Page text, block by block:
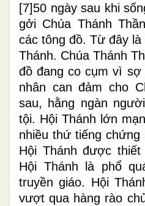
[7]50 ngày sau khi
gởi Chúa Thánh
các tông đồ. Từ đây
Thánh. Chúa Thánh
đồ đang co cụm vì
nhân can đảm cho
sau, hằng ngàn
tội. Hội Thánh lớn
nhiều thứ tiếng
Hội Thánh được
Hội Thánh là phổ
truyền giáo. Hội
vượt qua hàng rào